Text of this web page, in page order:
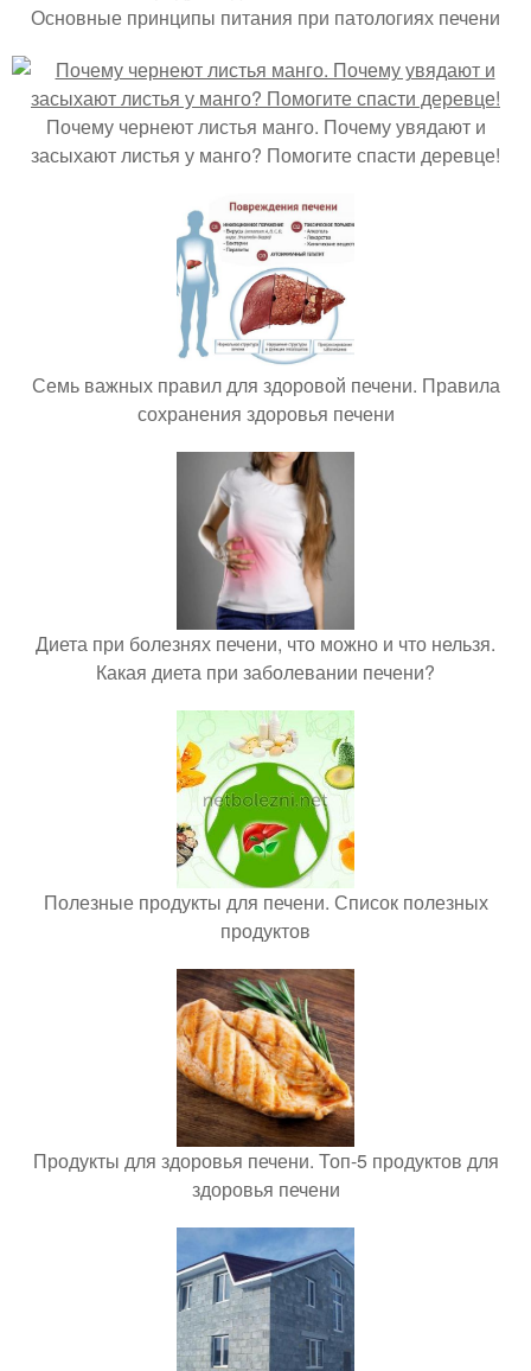
Основные принципы питания при патологиях печени
Почему чернеют листья манго. Почему увядают и
засыхают листья у манго? Помогите спасти деревце!
Семь важных правил для здоровой печени. Правила
сохранения здоровья печени
Диета при болезнях печени, что можно и что нельзя.
Какая диета при заболевании печени?
Полезные продукты для печени. Список полезных
продуктов
Продукты для здоровья печени. Топ-5 продуктов для
здоровья печени